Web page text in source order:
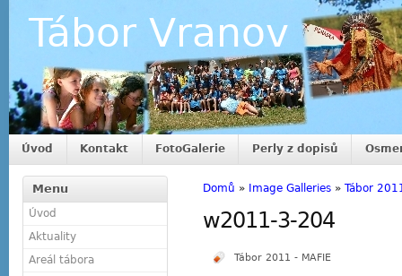
Tábor Vranov
Úvod Kontakt FotoGalerie Perly z dopisů
Menu
Úvod
Aktuality
Areál tábora
Domů » Image Galleries » Tábor
w2011-3-204
Tábor 2011 - MAFIE